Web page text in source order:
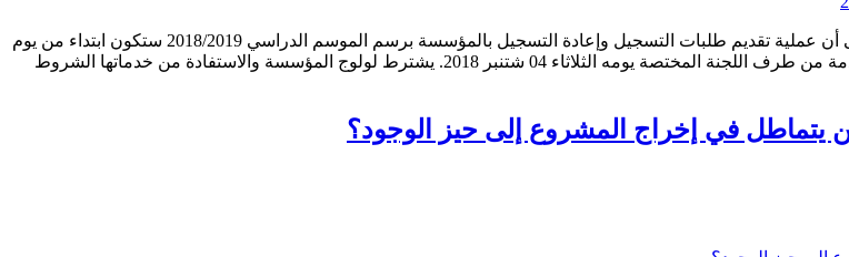
أعلنت مؤسسة الرعاية الاجتماعية دار الطالبة تغيرت بجماعة تغيرت إقليم سيدي إفني على أن عملية تقديم طلبات التسجيل وإعادة التسجيل بالمؤسسة برسم الموسم الدراسي 2018/2019 ستكون ابتداء من يوم
الجمعة 31 غشت 2018 إلى غاية الاثنين 03 شتنبر 2018، على أن يتم البث في الطلبات المقدمة من طرف اللجنة المختصة يومه الثلاثاء 04 شتنبر 2018. يشترط لولوج المؤسسة والاستفادة من خدماتها الشروط
في إخراج المشروع إلى حيز الوجود؟